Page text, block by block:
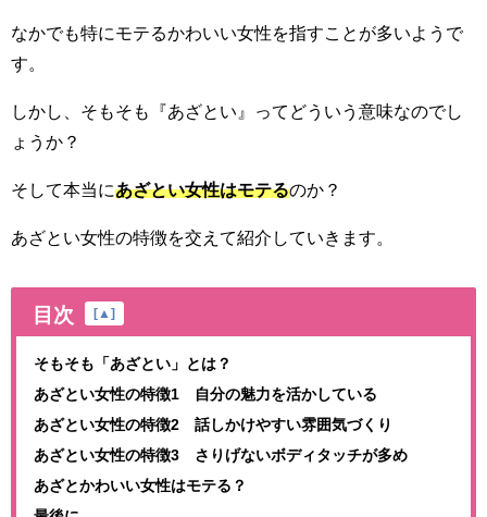
なかでも特にモテるかわいい女性を指すことが多いようで
す。
しかし、そもそも『あざとい』ってどういう意味なのでし
ょうか？
そして本当にあざとい女性はモテるのか？
あざとい女性の特徴を交えて紹介していきます。
目次 [ ▲ ]
そもそも「あざとい」とは？
あざとい女性の特徴1 自分の魅力を活かしている
あざとい女性の特徴2 話しかけやすい雰囲気づくり
あざとい女性の特徴3 さりげないボディタッチが多め
あざとかわいい女性はモテる？